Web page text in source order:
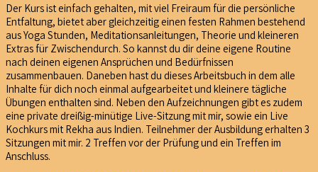
Der Kurs ist einfach gehalten, mit viel Freiraum für die persönliche
Entfaltung, bietet aber gleichzeitig einen festen Rahmen bestehend
aus Yoga Stunden, Meditationsanleitungen, Theorie und kleineren
Extras für Zwischendurch. So kannst du dir deine eigene Routine
nach deinen eigenen Ansprüchen und Bedürfnissen
zusammenbauen. Daneben hast du dieses Arbeitsbuch in dem alle
Inhalte für dich noch einmal aufgearbeitet und kleinere tägliche
Übungen enthalten sind. Neben den Aufzeichnungen gibt es zudem
eine private dreißig-minütige Live-Sitzung mit mir, sowie ein Live
Kochkurs mit Rekha aus Indien. Teilnehmer der Ausbildung erhalten 3
Sitzungen mit mir. 2 Treffen vor der Prüfung und ein Treffen im
Anschluss.